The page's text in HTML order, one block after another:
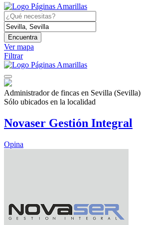
Encuentra
Ver mapa
Filtrar
Administrador de fincas en Sevilla (Sevilla)
Sólo ubicados en la localidad
Novaser Gestión Integral
Opina